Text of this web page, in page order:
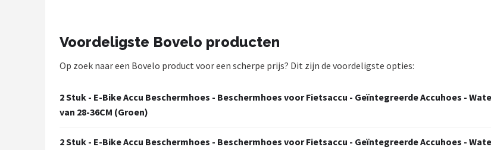
Voordeligste Bovelo producten
Op zoek naar een Bovelo product voor een scherpe prijs? Dit zijn de voordeligste opties:
2 Stuk - E-Bike Accu Beschermhoes - Beschermhoes voor Fietsaccu - Geïntegreerde Accuhoes -
van 28-36CM (Groen)
2 Stuk - E-Bike Accu Beschermhoes - Beschermhoes voor Fietsaccu - Geïntegreerde Accuhoes -